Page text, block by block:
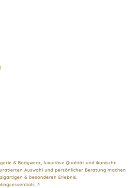
& Bodywear, luxuriöse Qualität und ikonische
Auswahl und persönlicher Beratung machen
& besonderen Erlebnis.
♡